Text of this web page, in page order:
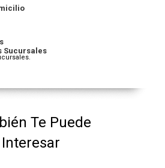
Sucursales
Te Puede
Interesar